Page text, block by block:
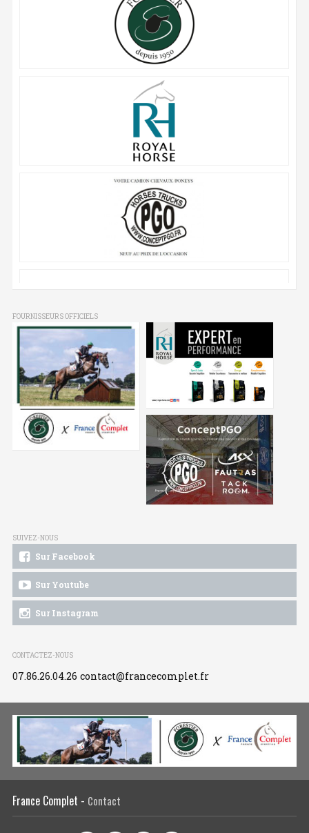
FOURNISSEURS OFFICIELS
SUIVEZ-NOUS
Sur Facebook
Sur Youtube
Sur Instagram
CONTACTEZ-NOUS
07.86.26.04.26 contact@francecomplet.fr
France Complet - Contact